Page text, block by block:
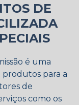
DE
é uma
para a
de
como os